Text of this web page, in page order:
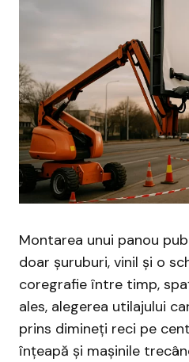
Montarea unui panou
doar șuruburi, vinil și o
coregrafie între timp,
ales, alegerea utilajului
prins dimineți reci pe
înțeapă și mașinile